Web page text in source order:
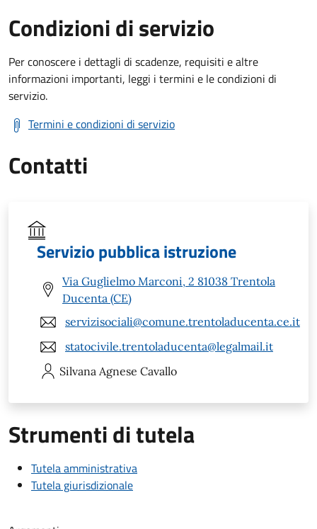
Condizioni di servizio
Per conoscere i dettagli di scadenze, requisiti e altre
informazioni importanti, leggi i termini e le condizioni di
servizio.
Termini e condizioni di servizio
Contatti
Servizio pubblica istruzione
Via Guglielmo Marconi, 2 81038 Trentola
Ducenta (CE)
servizisociali@comune.trentoladucenta.ce.it
statocivile.trentoladucenta@legalmail.it
Silvana Agnese Cavallo
Strumenti di tutela
Tutela amministrativa
Tutela giurisdizionale